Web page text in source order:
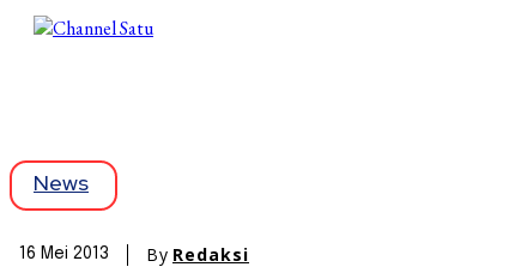
News
16 Mei 2013 By Redaksi